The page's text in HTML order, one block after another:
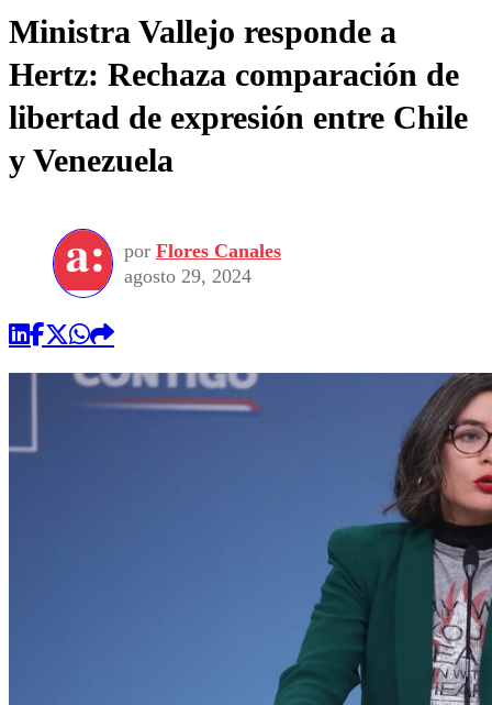
Ministra Vallejo responde a
Hertz: Rechaza comparación de
libertad de expresión entre Chile
y Venezuela
por Flores Canales
agosto 29, 2024